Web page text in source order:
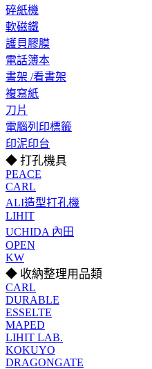
碎紙機
軟磁鐵
護貝膠膜
電話簿本
書架 /看書架
複寫紙
刀片
電腦列印標籤
印泥印台
◆ 打孔機具
PEACE
CARL
ALI造型打孔機
LIHIT
UCHIDA 內田
OPEN
KW
◆ 收納整理用品類
CARL
DURABLE
ESSELTE
MAPED
LIHIT LAB.
KOKUYO
DRAGONGATE